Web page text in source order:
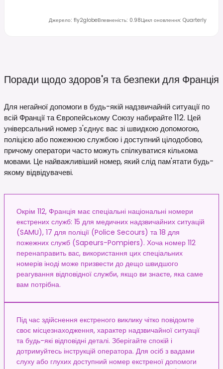
Джерело: fly2globeВпевненість: 0.98Цикл оновлення: Quarterly
Поради щодо здоров'я та безпеки для Франція
Для негайної допомоги в будь-якій надзвичайній ситуації по
всій Франції та Європейському Союзу набирайте 112. Цей
універсальний номер з'єднує вас зі швидкою допомогою,
поліцією або пожежною службою і доступний цілодобово,
причому оператори часто можуть спілкуватися кількома
мовами. Це найважливіший номер, який слід пам'ятати будь-
якому відвідувачеві.
Окрім 112, Франція має спеціальні національні номери
екстрених служб: 15 для медичних надзвичайних ситуацій
(SAMU), 17 для поліції (Police Secours) та 18 для
пожежних служб (Sapeurs-Pompiers). Хоча номер 112
перенаправить вас, використання цих спеціальних
номерів іноді може призвести до дещо швидшого
реагування відповідної служби, якщо ви знаєте, яка саме
вам потрібна.
Під час здійснення екстреного виклику чітко повідомте
своє місцезнаходження, характер надзвичайної ситуації
та будь-які відповідні деталі. Зберігайте спокій і
дотримуйтесь інструкцій оператора. Для осіб з вадами
слуху або глухих доступний номер екстреної допомоги